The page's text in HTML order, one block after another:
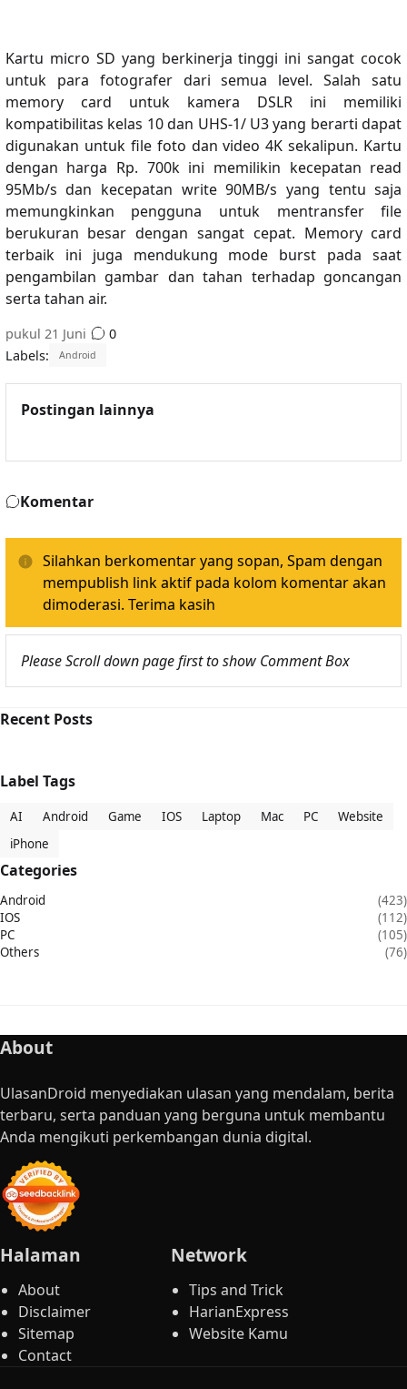
Kartu micro SD yang berkinerja tinggi ini sangat cocok
untuk para fotografer dari semua level. Salah satu
memory card untuk kamera DSLR ini memiliki
kompatibilitas kelas 10 dan UHS-1/ U3 yang berarti dapat
digunakan untuk file foto dan video 4K sekalipun. Kartu
dengan harga Rp. 700k ini memilikin kecepatan read
95Mb/s dan kecepatan write 90MB/s yang tentu saja
memungkinkan pengguna untuk mentransfer file
berukuran besar dengan sangat cepat. Memory card
terbaik ini juga mendukung mode burst pada saat
pengambilan gambar dan tahan terhadap goncangan
serta tahan air.
pukul 21 Juni
0
Labels:
Android
Postingan lainnya
Komentar
Silahkan berkomentar yang sopan, Spam dengan
mempublish link aktif pada kolom komentar akan
dimoderasi. Terima kasih
Please Scroll down page first to show Comment Box
Recent Posts
Label Tags
AI Android Game IOS Laptop Mac PC
Website
iPhone
Categories
Android
(423)
IOS
(112)
PC
(105)
Others
(76)
About
UlasanDroid menyediakan ulasan yang mendalam, berita
terbaru, serta panduan yang berguna untuk membantu
Anda mengikuti perkembangan dunia digital.
Halaman
About
Disclaimer
Sitemap
Contact
Network
Tips and Trick
HarianExpress
Website Kamu